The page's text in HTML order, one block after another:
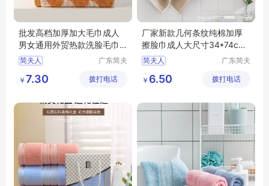
批发高档加厚加大毛巾成人
男女通用外贸热款洗脸毛巾
纯棉
简夫人
广东简夫
限公司
￥ 7.30 拨打电话
厂家新款几何条纹纯棉加厚
擦脸巾成人大尺寸34*74cm
家庭毛巾
简夫人
广东简夫
限公司
￥ 6.50 拨打电话